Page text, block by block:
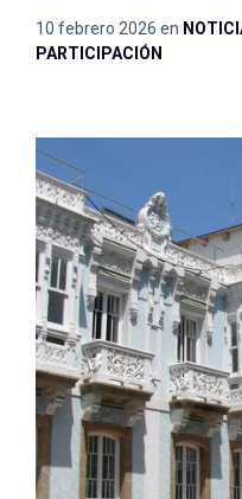
10 febrero 2026 en
PARTICIPACIÓN